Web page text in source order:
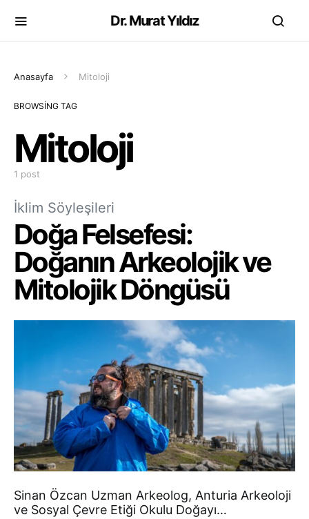
Dr. Murat Yıldız
Anasayfa Mitoloji
BROWSING TAG
Mitoloji
1 post
İklim Söyleşileri
Doğa Felsefesi:
Doğanın Arkeolojik ve
Mitolojik Döngüsü
Sinan Özcan Uzman Arkeolog, Anturia Arkeoloji
ve Sosyal Çevre Etiği Okulu Doğayı…